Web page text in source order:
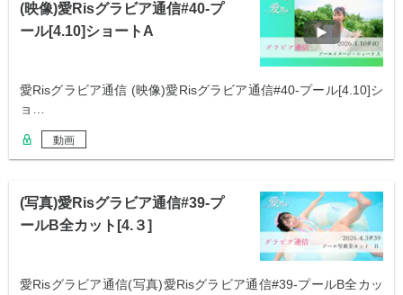
(映像)愛Risグラビア通信#40-プ
ール[4.10]ショートA
愛Risグラビア通信 (映像)愛Risグラビア通信#40-プール[4.10]シ
ョ…
動画
(写真)愛Risグラビア通信#39-プ
ールB全カット[4.３]
愛Risグラビア通信(写真)愛Risグラビア通信#39-プールB全カッ